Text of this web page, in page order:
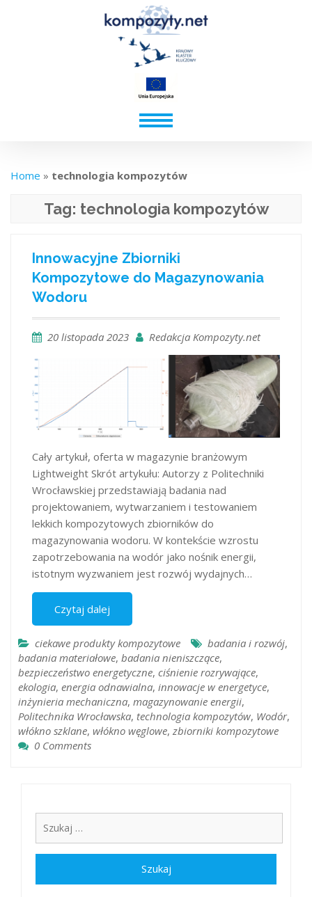
Home » technologia kompozytów
Tag: technologia kompozytów
Innowacyjne Zbiorniki
Kompozytowe do Magazynowania
Wodoru
20 listopada 2023 Redakcja Kompozyty.net
Cały artykuł, oferta w magazynie branżowym
Lightweight Skrót artykułu: Autorzy z Politechniki
Wrocławskiej przedstawiają badania nad
projektowaniem, wytwarzaniem i testowaniem
lekkich kompozytowych zbiorników do
magazynowania wodoru. W kontekście wzrostu
zapotrzebowania na wodór jako nośnik energii,
istotnym wyzwaniem jest rozwój wydajnych…
Czytaj dalej
ciekawe produkty kompozytowe badania i rozwój,
badania materiałowe, badania nieniszczące,
bezpieczeństwo energetyczne, ciśnienie rozrywające,
ekologia, energia odnawialna, innowacje w energetyce,
inżynieria mechaniczna, magazynowanie energii,
Politechnika Wrocławska, technologia kompozytów, Wodór,
włókno szklane, włókno węglowe, zbiorniki kompozytowe
0 Comments